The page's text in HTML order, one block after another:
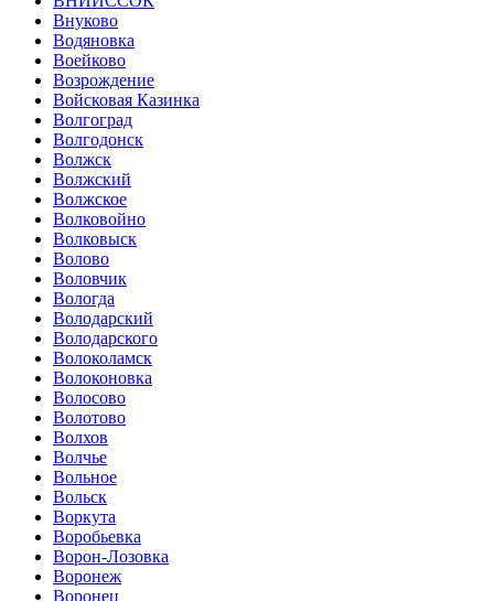
Внуково
Водяновка
Воейково
Возрождение
Войсковая Казинка
Волгоград
Волгодонск
Волжск
Волжский
Волжское
Волковойно
Волковыск
Волово
Воловчик
Вологда
Володарский
Володарского
Волоколамск
Волоконовка
Волосово
Волотово
Волхов
Волчье
Вольное
Вольск
Воркута
Воробьевка
Ворон-Лозовка
Воронеж
Воронец